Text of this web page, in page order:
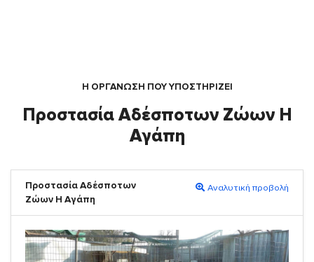
Η ΟΡΓΆΝΩΣΗ ΠΟΥ ΥΠΟΣΤΗΡΙΖΕΙ
Προστασία Αδέσποτων Ζώων Η
Αγάπη
Προστασία Αδέσποτων
Ζώων Η Αγάπη
Αναλυτική προβολή